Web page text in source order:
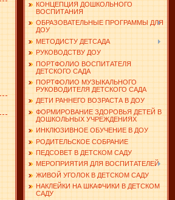
КОНЦЕПЦИЯ ДОШКОЛЬНОГО
ВОСПИТАНИЯ
ОБРАЗОВАТЕЛЬНЫЕ ПРОГРАММЫ ДЛЯ
ДОУ
МЕТОДИСТУ ДЕТСАДА
РУКОВОДСТВУ ДОУ
ПОРТФОЛИО ВОСПИТАТЕЛЯ
ДЕТСКОГО САДА
ПОРТФОЛИО МУЗЫКАЛЬНОГО
РУКОВОДИТЕЛЯ ДЕТСКОГО САДА
ДЕТИ РАННЕГО ВОЗРАСТА В ДОУ
ФОРМИРОВАНИЕ ЗДОРОВЬЯ ДЕТЕЙ В
ДОШКОЛЬНЫХ УЧРЕЖДЕНИЯХ
ИНКЛЮЗИВНОЕ ОБУЧЕНИЕ В ДОУ
РОДИТЕЛЬСКОЕ СОБРАНИЕ
ПЕДСОВЕТ В ДЕТСКОМ САДУ
МЕРОПРИЯТИЯ ДЛЯ ВОСПИТАТЕЛЕЙ
ЖИВОЙ УГОЛОК В ДЕТСКОМ САДУ
НАКЛЕЙКИ НА ШКАФЧИКИ В ДЕТСКОМ
САДУ